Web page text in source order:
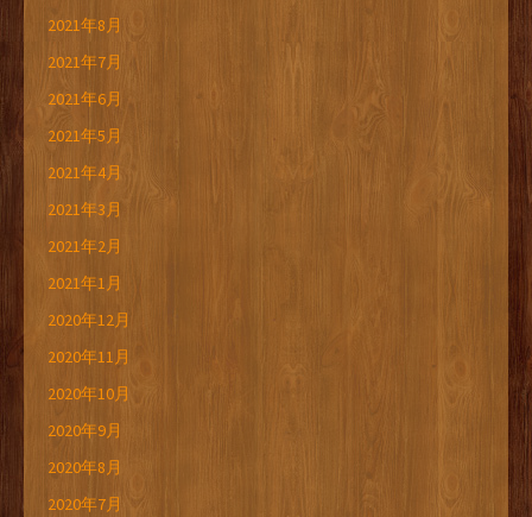
2021年8月
2021年7月
2021年6月
2021年5月
2021年4月
2021年3月
2021年2月
2021年1月
2020年12月
2020年11月
2020年10月
2020年9月
2020年8月
2020年7月